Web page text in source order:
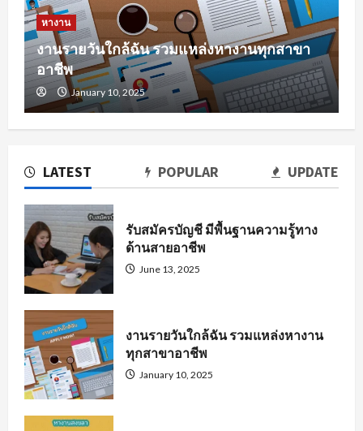
LATEST POPULAR UPDATE
รับสมัครบัญชี มีพื้นฐานความรู้ทาง
ด้านสายอาชีพ
June 13, 2025
งานรายวันใกล้ฉัน รวมแหล่งหางาน
ทุกสาขาอาชีพ
January 10, 2025
หางาน
งานรายวันใกล้ฉัน รวมแหล่งหางานทุกสาขา
อาชีพ
January 10, 2025